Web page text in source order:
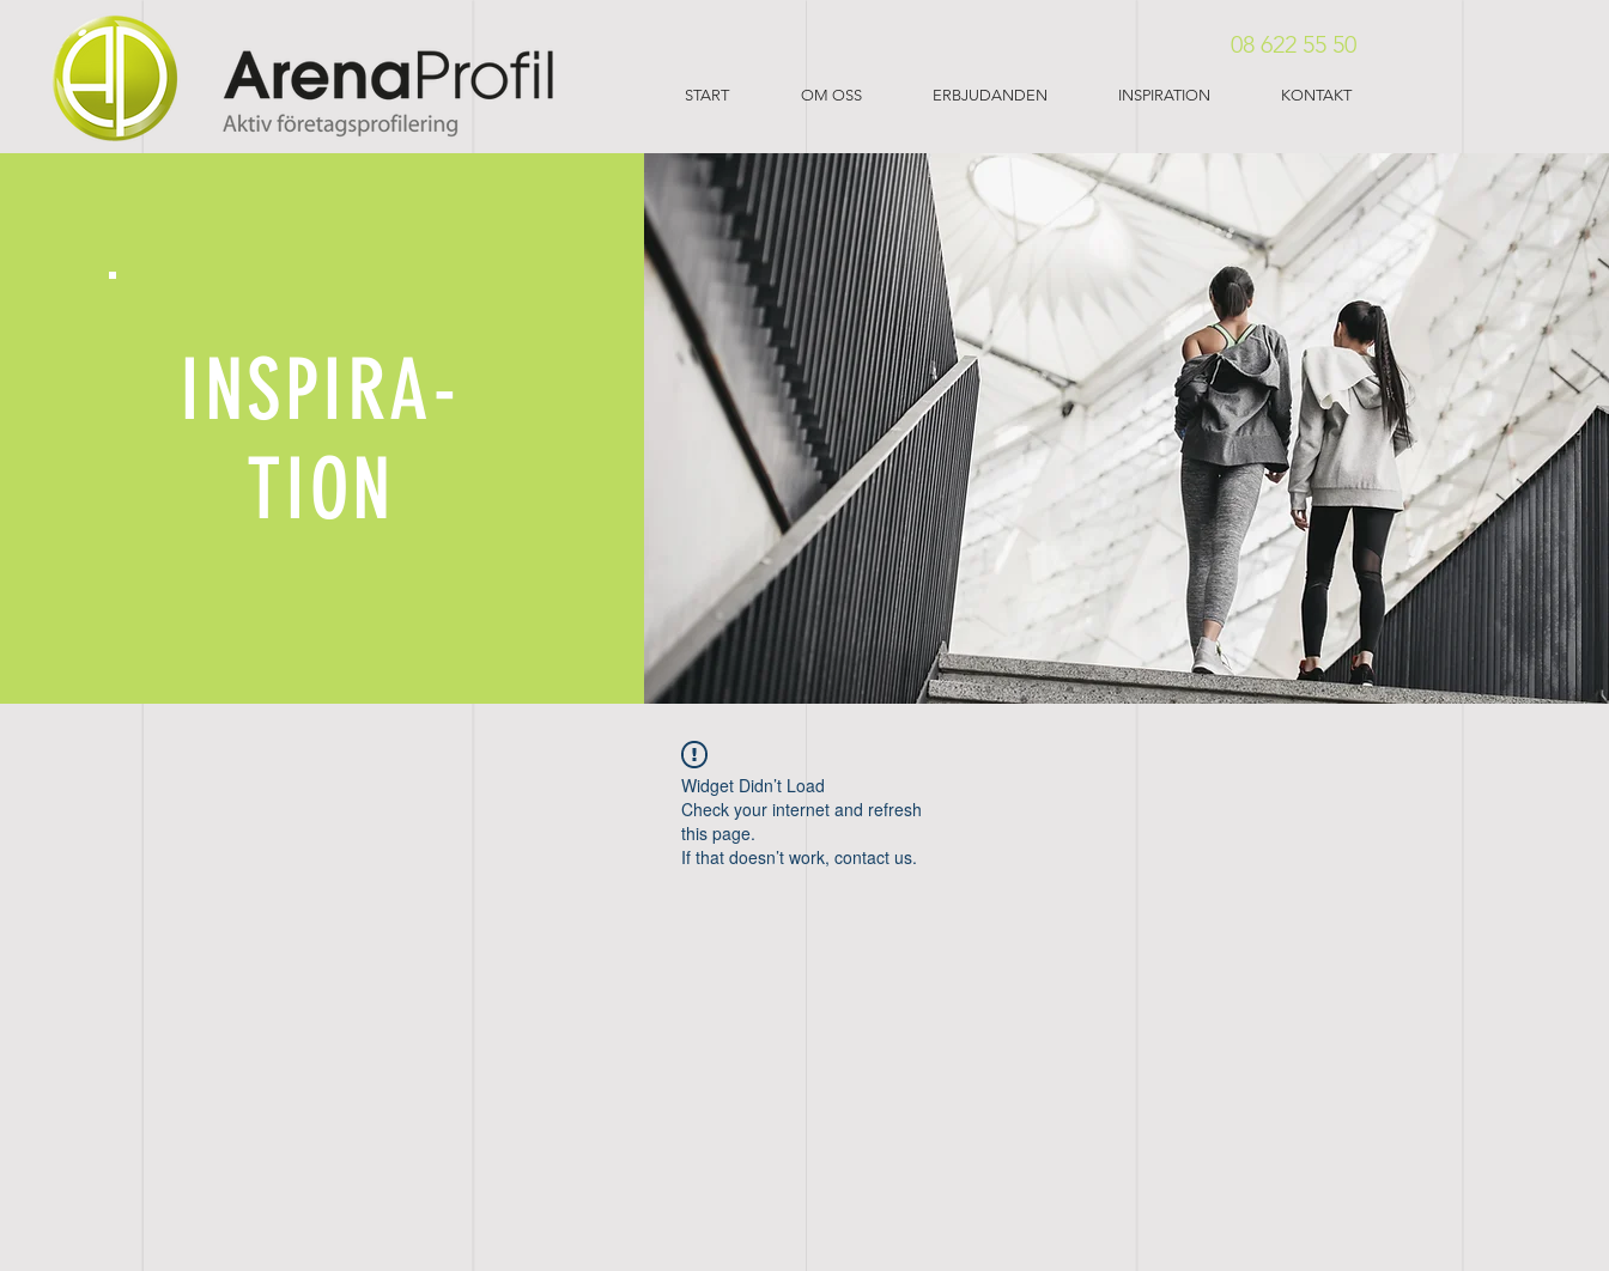
08 622 55 50
START OM OSS ERBJUDANDEN INSPIRATION KONTAKT
INSPIRA-
TION
Widget Didn’t Load
Check your internet and refresh
this page.
If that doesn’t work, contact us.